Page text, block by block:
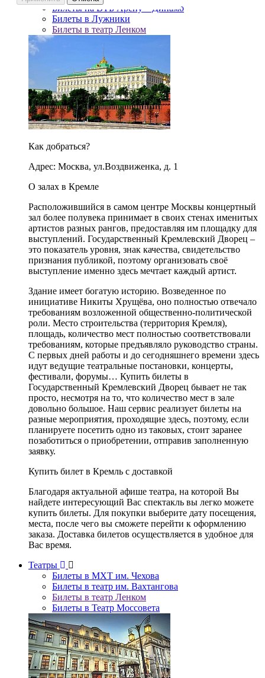
Билеты на ВТБ Арену – Динамо
Билеты в Лужники
Билеты в театр Ленком
Как добраться?
Адрес: Москва, ул.Воздвиженка, д. 1
О залах в Кремле
Расположившийся в самом центре Москвы концертный
зал более полувека принимает в своих стенах именитых
артистов разных рангов, предоставляя им площадку для
выступлений. Государственный Кремлевский Дворец –
это показатель уровня, знак качества, свидетельство
признания публикой, поэтому организовать своё
выступление именно здесь мечтает каждый артист.
Здание имеет богатую историю. Возведенное по
инициативе Никиты Хрущёва, оно полностью отвечало
требованиям возложенной общественно-политической
роли. Место строительства (территория Кремля),
площадь, количество мест полностью соответствовали
требованиям, которые предъявляло руководство страны.
С первых дней работы и до сегодняшнего времени здесь
идут ведущие театральные постановки, концерты,
фестивали, форумы… Купить билеты в
Государственный Кремлевский Дворец бывает не так
просто, несмотря на то, что количество мест в зале
довольно большое. Наш сервис реализует билеты на
разные мероприятия, проходящие здесь, поэтому, если
планируете посетить одно из таковых, стоит заранее
позаботиться о приобретении, отправив заполненную
заявку.
Купить билет в Кремль с доставкой
Благодаря актуальной афише театра, на которой Вы
найдете интересующий Вас спектакль вы легко можете
купить билеты. Для покупки выберите дату посещения,
места, после чего вы сможете перейти к оформлению
заказа. Доставка билетов осуществляется в удобное для
Вас время.
Театры
Билеты в МХТ им. Чехова
Билеты в театр им. Вахтангова
Билеты в театр Ленком
Билеты в Театр Моссовета